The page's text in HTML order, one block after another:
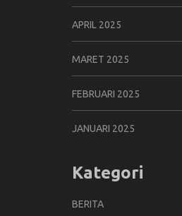
APRIL 2025
MARET 2025
FEBRUARI 2025
JANUARI 2025
Kategori
BERITA